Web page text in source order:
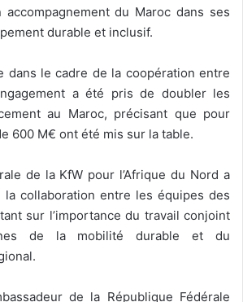
du Maroc dans ses
durable et inclusif.
dans le cadre de la coopération entre
a été pris de doubler les
au Maroc, précisant que pour
600 M€ ont été mis sur la table.
de la KfW pour l’Afrique du Nord a
la collaboration entre les équipes des
sur l’importance du travail conjoint
de la mobilité durable et du
de la République Fédérale